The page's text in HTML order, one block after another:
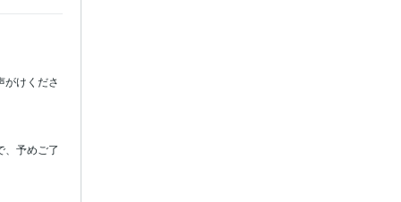
がけくださ
、予めご了